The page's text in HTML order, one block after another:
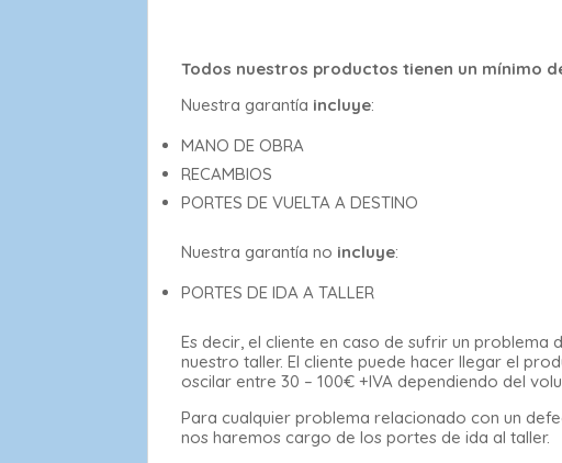
Todos nuestros productos tienen un mínimo
Nuestra garantía incluye:
MANO DE OBRA
RECAMBIOS
PORTES DE VUELTA A DESTINO
Nuestra garantía no incluye:
PORTES DE IDA A TALLER
Es decir, el cliente en caso de sufrir un
nuestro taller. El cliente puede hacer llegar el
oscilar entre 30 – 100€ +IVA dependiendo del
Para cualquier problema relacionado con un
nos haremos cargo de los portes de ida al taller.